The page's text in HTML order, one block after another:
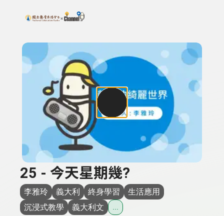
上方功能區塊
搜尋關鍵字：可輸入節目名稱、主持人或關鍵字
25 - 今天星期幾?
李雅玲 義大利 終身學習
生活應用
沉浸式教學
義大利文 ...